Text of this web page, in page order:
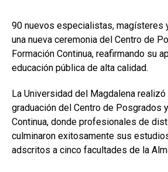
90 nuevos especialistas, magísteres
una nueva ceremonia del Centro de
Formación Continua, reafirmando su
educación pública de alta calidad.
La Universidad del Magdalena realizó
graduación del Centro de Posgrados
Continua, donde profesionales de
culminaron exitosamente sus
adscritos a cinco facultades de la